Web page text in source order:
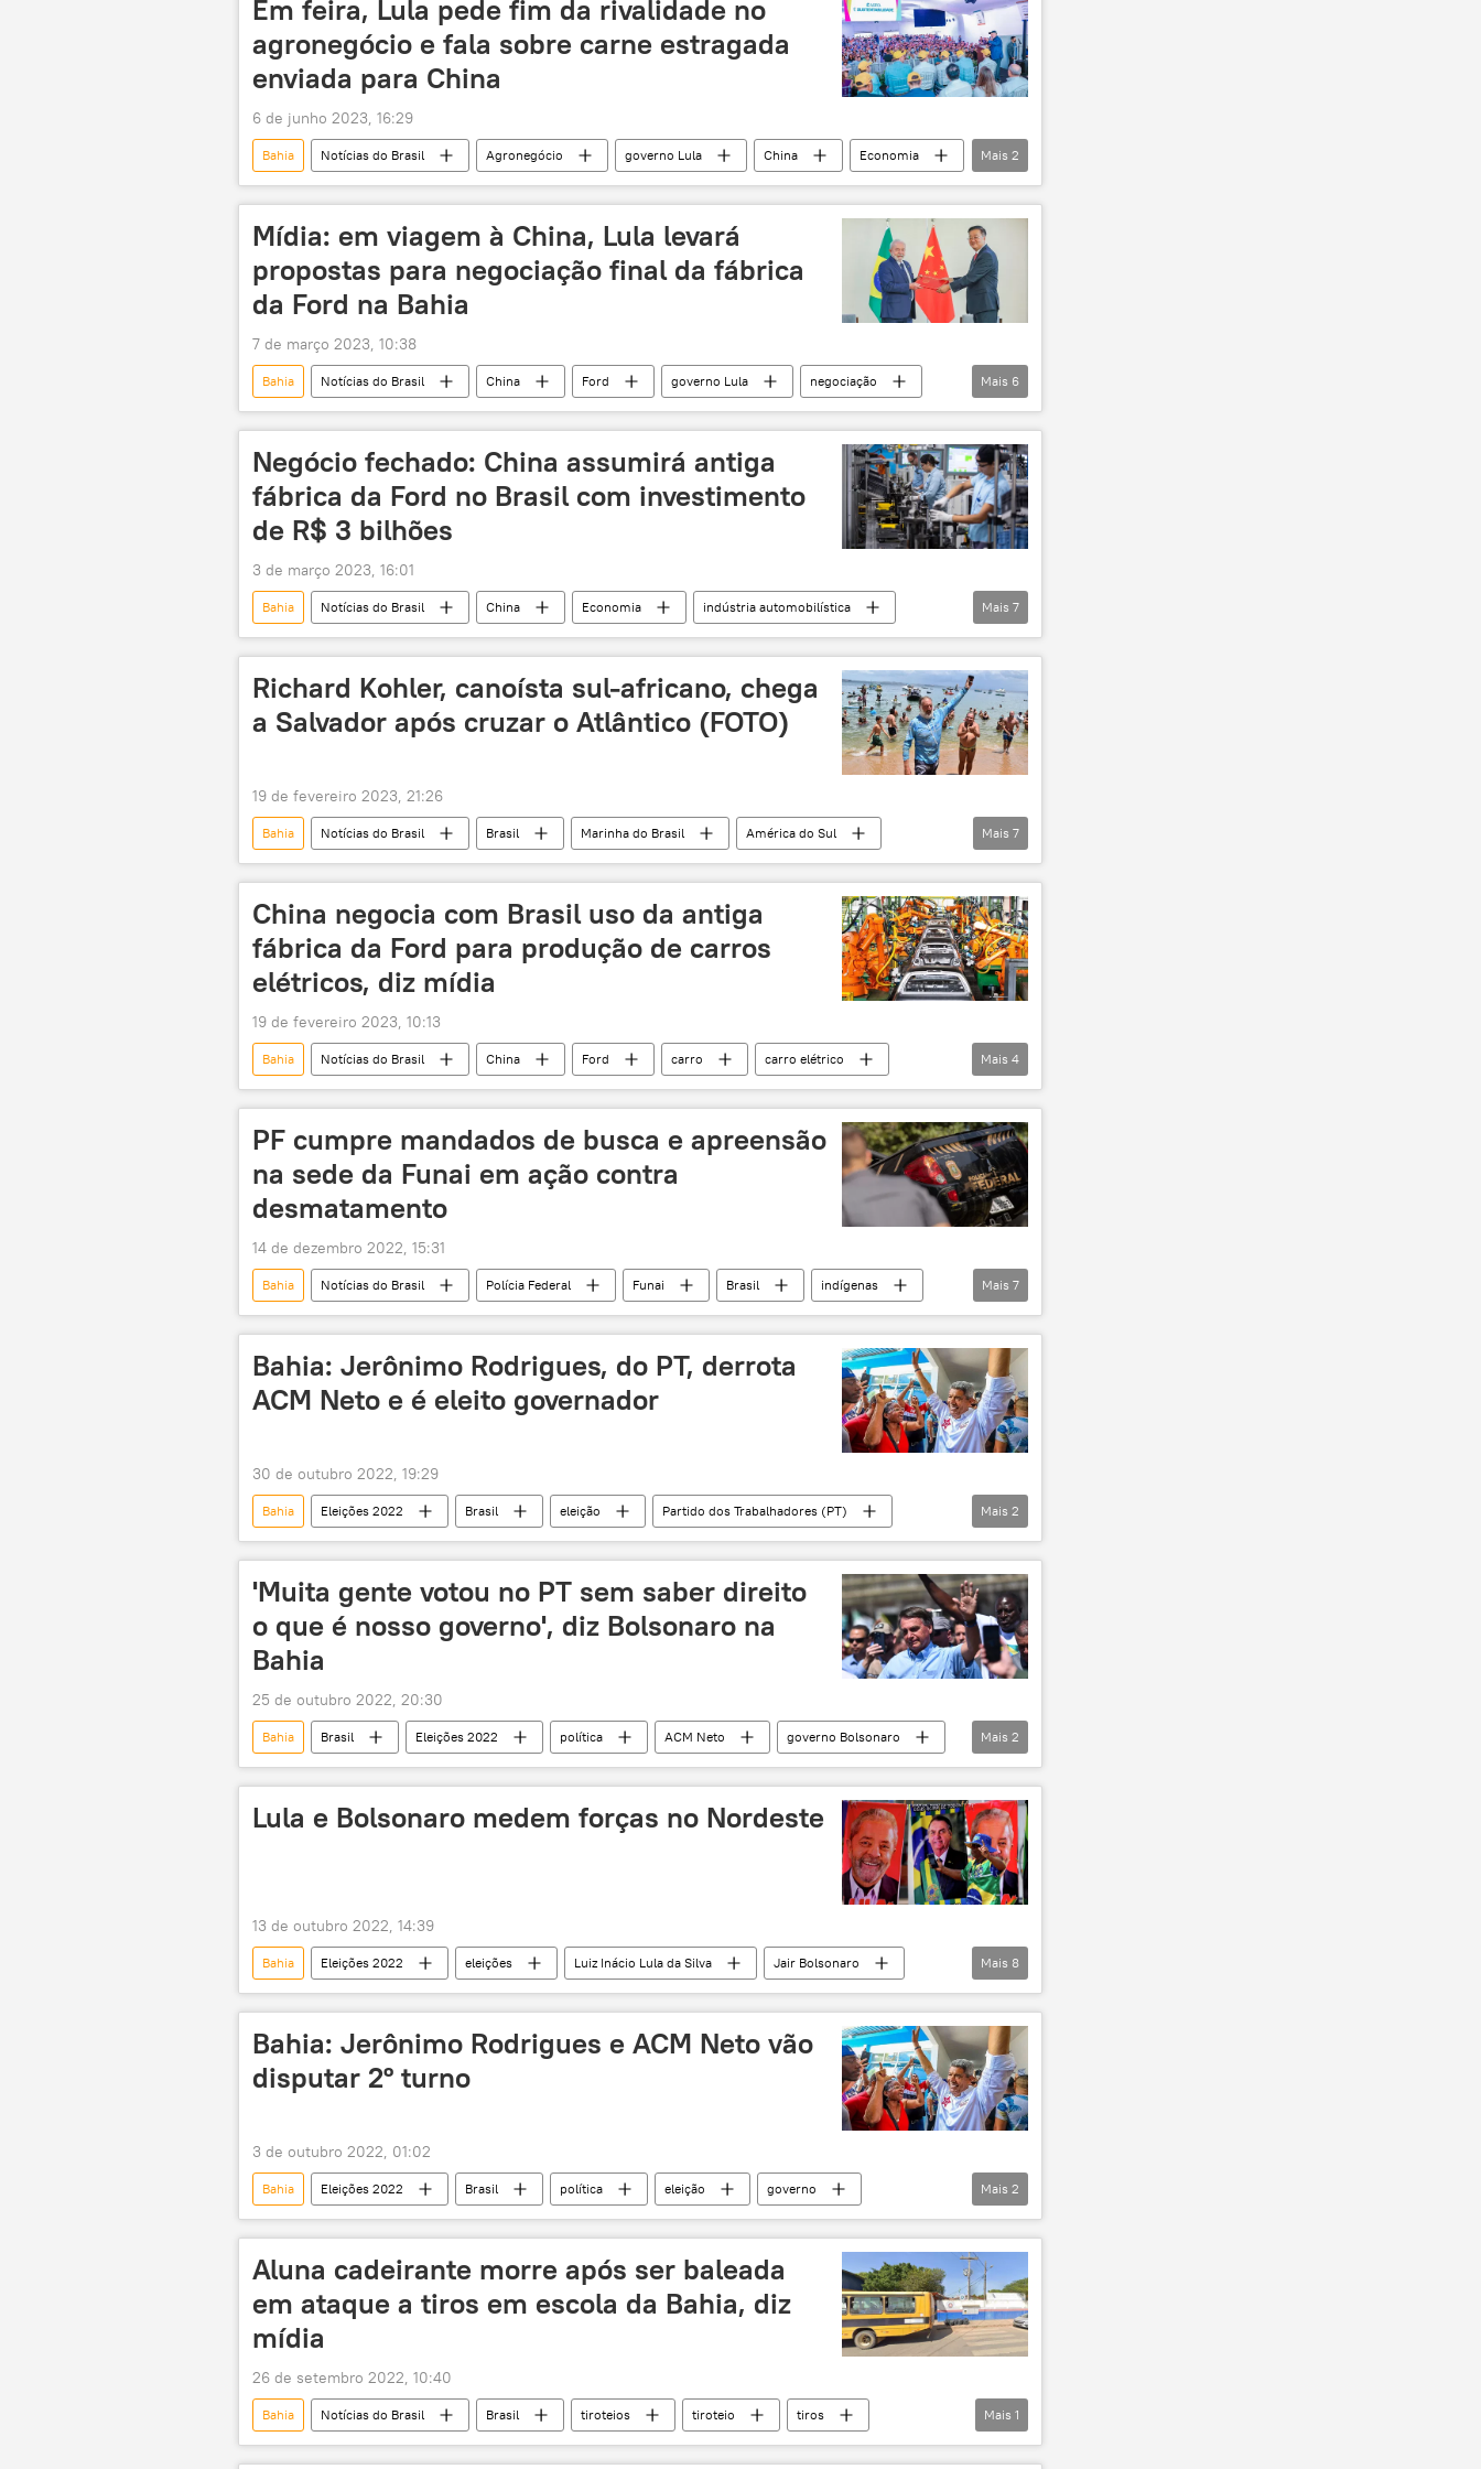
Em feira, Lula pede fim da rivalidade no
agronegócio e fala sobre carne estragada
enviada para China
6 de junho 2023, 16:29
Bahia Notícias do Brasil Agronegócio governo Lula China
Economia
commodities
Xi Jinping
Mais 2
Mídia: em viagem à China, Lula levará
propostas para negociação final da fábrica
da Ford na Bahia
7 de março 2023, 10:38
Bahia Notícias do Brasil China Ford governo Lula
negociação
indústria automobilística
carros elétricos produção
produção em série
Mais 6
Negócio fechado: China assumirá antiga
fábrica da Ford no Brasil com investimento
de R$ 3 bilhões
3 de março 2023, 16:01
Bahia Notícias do Brasil China Economia
indústria automobilística
carros
carros elétricos caminhão ônibus investimento
lítio
Mais 7
Richard Kohler, canoísta sul-africano, chega
a Salvador após cruzar o Atlântico (FOTO)
19 de fevereiro 2023, 21:26
Bahia Notícias do Brasil Brasil Marinha do Brasil
América do Sul
Américas
canoagem África Oriente Médio e África
África do Sul
Mais 7
China negocia com Brasil uso da antiga
fábrica da Ford para produção de carros
elétricos, diz mídia
19 de fevereiro 2023, 10:13
Bahia Notícias do Brasil China Ford carro
carro elétrico
governo Lula
produção Economia EUA
Mais 4
PF cumpre mandados de busca e apreensão
na sede da Funai em ação contra
desmatamento
14 de dezembro 2022, 15:31
Bahia Notícias do Brasil Polícia Federal Funai Brasil
indígenas
desmatamento
Pará Minas Gerais Brasília Ibama
MPF
Mais 7
Bahia: Jerônimo Rodrigues, do PT, derrota
ACM Neto e é eleito governador
30 de outubro 2022, 19:29
Bahia Eleições 2022 Brasil eleição
Partido dos Trabalhadores (PT)
política
governador
Mais 2
'Muita gente votou no PT sem saber direito
o que é nosso governo', diz Bolsonaro na
Bahia
25 de outubro 2022, 20:30
Bahia Brasil Eleições 2022 política ACM Neto
governo Bolsonaro
Jair Bolsonaro
Luiz Inácio Lula da Silva
Mais 2
Lula e Bolsonaro medem forças no Nordeste
13 de outubro 2022, 14:39
Bahia Eleições 2022 eleições Luiz Inácio Lula da Silva
Jair Bolsonaro
Nordeste
Recife Aracaju Maceió Pernambuco
Aparecida
Mais 8
Bahia: Jerônimo Rodrigues e ACM Neto vão
disputar 2º turno
3 de outubro 2022, 01:02
Bahia Eleições 2022 Brasil política eleição
governo
estados
governador ACM Neto
Mais 2
Aluna cadeirante morre após ser baleada
em ataque a tiros em escola da Bahia, diz
mídia
26 de setembro 2022, 10:40
Bahia Notícias do Brasil Brasil tiroteios tiroteio
tiros
alunos
vítima
Mais 1